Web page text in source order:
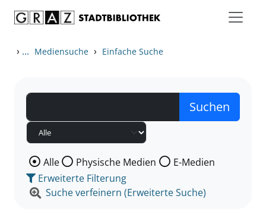
› ... Mediensuche › Einfache Suche
Wählen Sie die Medienart nach der Sie suchen wollen.
Alle Physische Medien
E-Medien
Erweiterte Filterung
Suche verfeinern (Erweiterte Suche)